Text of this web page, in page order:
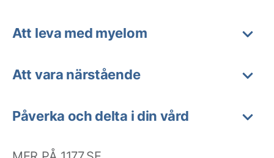
Att leva med myelom
Att vara närstående
Påverka och delta i din vård